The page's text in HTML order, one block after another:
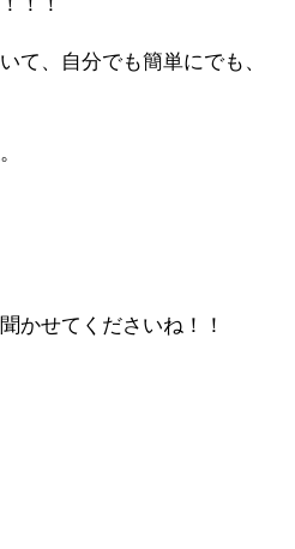
て、自分でも簡単にでも、
かせてくださいね！！